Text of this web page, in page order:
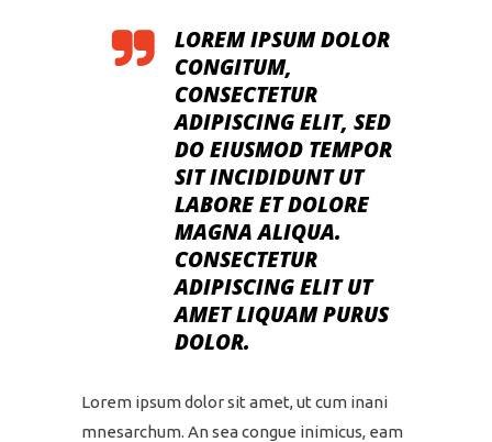
LOREM IPSUM DOLOR
CONGITUM,
CONSECTETUR
ADIPISCING ELIT, SED
DO EIUSMOD TEMPOR
SIT INCIDIDUNT UT
LABORE ET DOLORE
MAGNA ALIQUA.
CONSECTETUR
ADIPISCING ELIT UT
AMET LIQUAM PURUS
DOLOR.
Lorem ipsum dolor sit amet, ut cum inani
mnesarchum. An sea congue inimicus, eam